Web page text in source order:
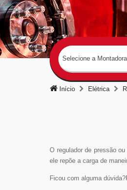
Selecione a Montadora
Início Elétrica
O regulador de pressão
ele repõe a carga de
Ficou com alguma